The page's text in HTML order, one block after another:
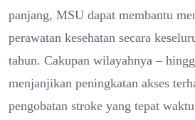
panjang, MSU dapat membantu
perawatan kesehatan secara
tahun. Cakupan wilayahnya –
menjanjikan peningkatan akses
pengobatan stroke yang tepat